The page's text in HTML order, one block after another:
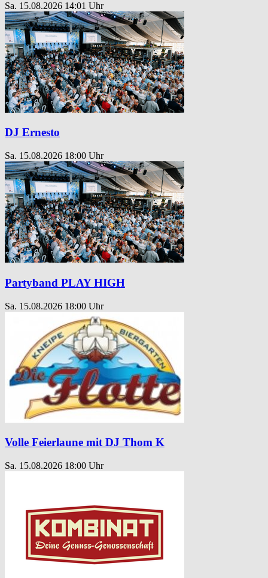
Sa. 15.08.2026 14:01 Uhr
DJ Ernesto
Sa. 15.08.2026 18:00 Uhr
Partyband PLAY HIGH
Sa. 15.08.2026 18:00 Uhr
Volle Feierlaune mit DJ Thom K
Sa. 15.08.2026 18:00 Uhr